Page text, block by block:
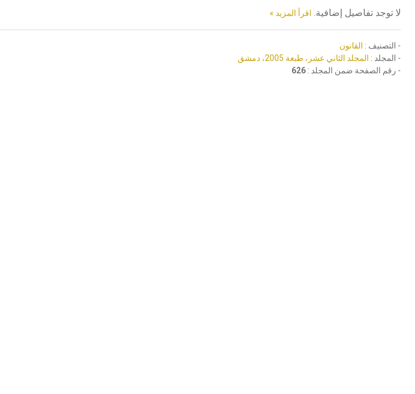
لا توجد تفاصيل إضافية. اقرأ المزيد »
- التصنيف : القانون
- المجلد : المجلد الثاني عشر، طبعة 2005، دمشق
- رقم الصفحة ضمن المجلد : 626